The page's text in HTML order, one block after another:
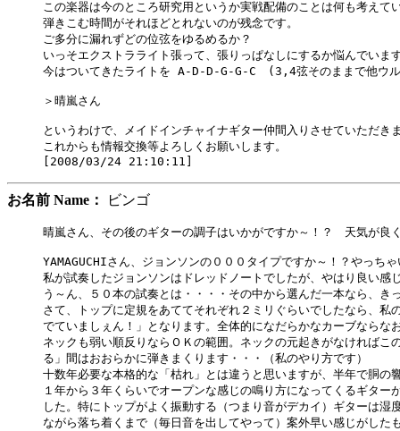
この楽器は今のところ研究用というか実戦配備のことは何も考えて
弾きこむ時間がそれほどとれないのが残念です。
ご多分に漏れずどの位弦をゆるめるか？
いっそエクストラライト張って、張りっぱなしにするか悩んでいま
今はついてきたライトを A-D-D-G-G-C　(3,4弦そのままで他ウ
＞晴嵐さん
というわけで、メイドインチャイナギター仲間入りさせていただき
これからも情報交換等よろしくお願いします。
お名前 Name： ビンゴ
晴嵐さん、その後のギターの調子はいかがですか～！？　天気が
YAMAGUCHIさん、ジョンソンの０００タイプですか～！？やっち
私が試奏したジョンソンはドレッドノートでしたが、やはり良い感
う～ん、５０本の試奏とは・・・・その中から選んだ一本なら、き
さて、トップに定規をあててそれぞれ２ミリぐらいでしたなら、私
でていましぇん！」となります。全体的になだらかなカーブならな
ネックも弱い順反りならＯＫの範囲。ネックの元起きがなければこ
る」間はおおらかに弾きまくります・・・（私のやり方です）
十数年必要な本格的な「枯れ」とは違うと思いますが、半年で胴の
１年から３年くらいでオープンな感じの鳴り方になってくるギター
した。特にトップがよく振動する（つまり音がデカイ）ギターは湿
ながら落ち着くまで（毎日音を出してやって）案外早い感じがした